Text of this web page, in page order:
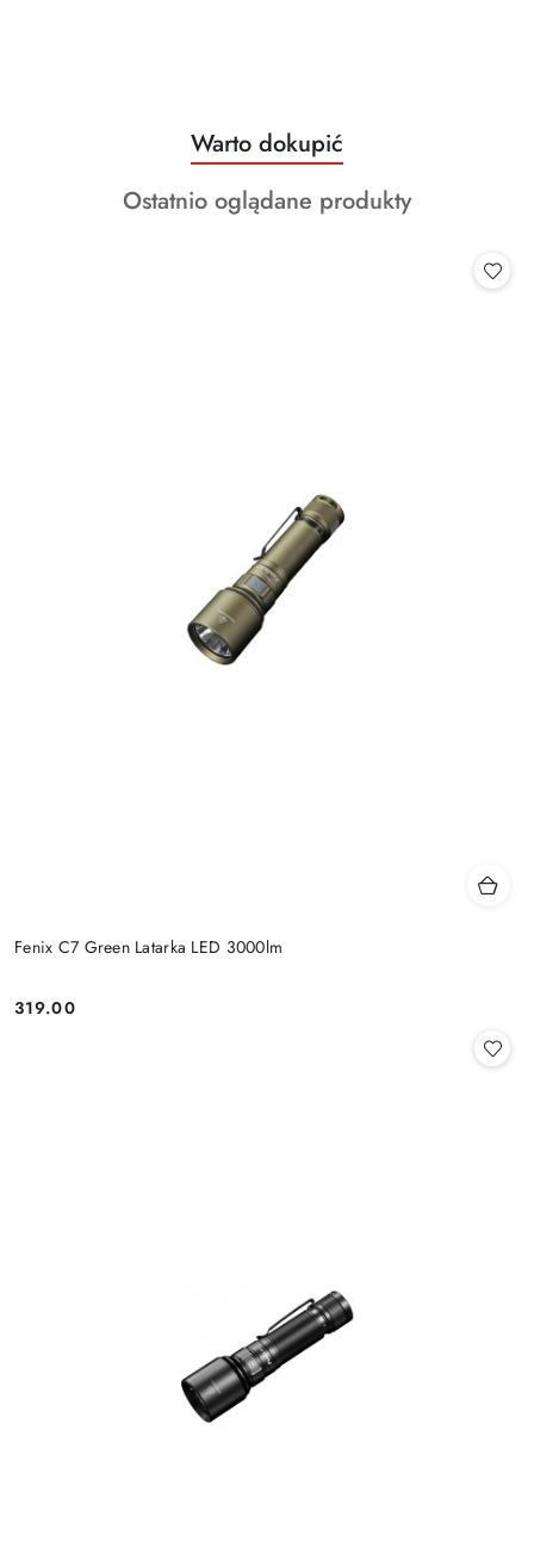
Pomiń karuzelę produktów
Produkty
o
statusie:
Warto dokupić
Produkty
Ostatnio oglądane produkty
Fenix C7 Green Latarka LED 3000lm
Cena:
319.00